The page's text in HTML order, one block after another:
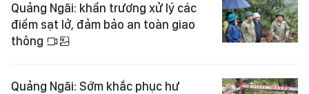
Quảng Ngãi: khẩn trương xử lý các
điểm sạt lở, đảm bảo an toàn giao
thông
Quảng Ngãi: Sớm khắc phục hư